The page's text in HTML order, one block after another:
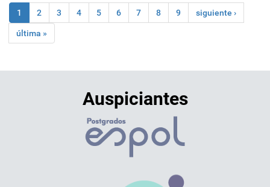
1 2 3 4 5 6 7 8 9 siguiente ›
última »
Auspiciantes